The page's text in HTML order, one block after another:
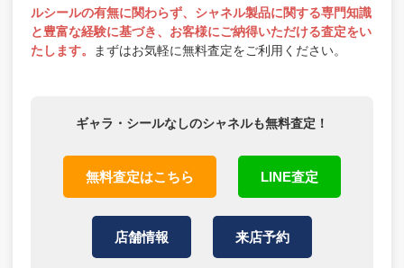
ルシールの有無に関わらず、シャネル製品に関する専門知識
と豊富な経験に基づき、お客様にご納得いただける査定をい
たします。
まずはお気軽に無料査定をご利用ください。
ギャラ・シールなしのシャネルも無料査定！
無料査定はこちら LINE査定
店舗情報 来店予約